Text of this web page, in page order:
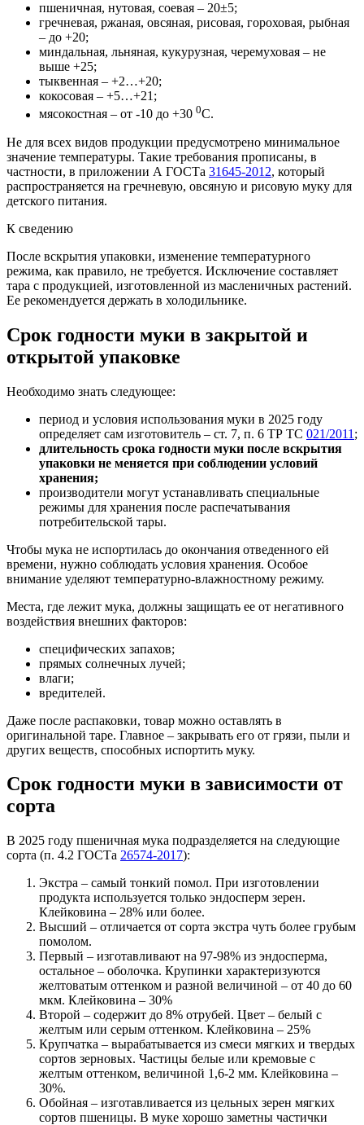
пшеничная, нутовая, соевая – 20±5;
гречневая, ржаная, овсяная, рисовая, гороховая, рыбная
– до +20;
миндальная, льняная, кукурузная, черемуховая – не
выше +25;
тыквенная – +2…+20;
кокосовая – +5…+21;
мясокостная – от -10 до +30 0С.
Не для всех видов продукции предусмотрено минимальное
значение температуры. Такие требования прописаны, в
частности, в приложении А ГОСТа 31645-2012, который
распространяется на гречневую, овсяную и рисовую муку для
детского питания.
К сведению
После вскрытия упаковки, изменение температурного
режима, как правило, не требуется. Исключение составляет
тара с продукцией, изготовленной из масленичных растений.
Ее рекомендуется держать в холодильнике.
Срок годности муки в закрытой и
открытой упаковке
Необходимо знать следующее:
период и условия использования муки в 2025 году
определяет сам изготовитель – ст. 7, п. 6 ТР ТС 021/2011 ;
длительность срока годности муки после вскрытия
упаковки не меняется при соблюдении условий
хранения;
производители могут устанавливать специальные
режимы для хранения после распечатывания
потребительской тары.
Чтобы мука не испортилась до окончания отведенного ей
времени, нужно соблюдать условия хранения. Особое
внимание уделяют температурно-влажностному режиму.
Места, где лежит мука, должны защищать ее от негативного
воздействия внешних факторов:
специфических запахов;
прямых солнечных лучей;
влаги;
вредителей.
Даже после распаковки, товар можно оставлять в
оригинальной таре. Главное – закрывать его от грязи, пыли и
других веществ, способных испортить муку.
Срок годности муки в зависимости от
сорта
В 2025 году пшеничная мука подразделяется на следующие
сорта (п. 4.2 ГОСТа 26574-2017):
Экстра – самый тонкий помол. При изготовлении
продукта используется только эндосперм зерен.
Клейковина – 28% или более.
Высший – отличается от сорта экстра чуть более грубым
помолом.
Первый – изготавливают на 97-98% из эндосперма,
остальное – оболочка. Крупинки характеризуются
желтоватым оттенком и разной величиной – от 40 до 60
мкм. Клейковина – 30%
Второй – содержит до 8% отрубей. Цвет – белый с
желтым или серым оттенком. Клейковина – 25%
Крупчатка – вырабатывается из смеси мягких и твердых
сортов зерновых. Частицы белые или кремовые с
желтым оттенком, величиной 1,6-2 мм. Клейковина –
30%.
Обойная – изготавливается из цельных зерен мягких
сортов пшеницы. В муке хорошо заметны частички